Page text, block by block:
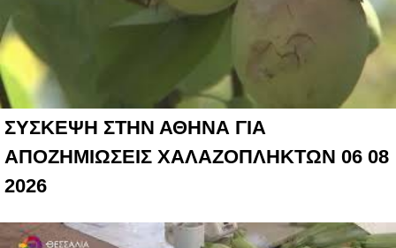
ΣΥΣΚΕΨΗ ΣΤΗΝ ΑΘΗΝΑ ΓΙΑ
ΑΠΟΖΗΜΙΩΣΕΙΣ ΧΑΛΑΖΟΠΛΗΚΤΩΝ 06 08
2026